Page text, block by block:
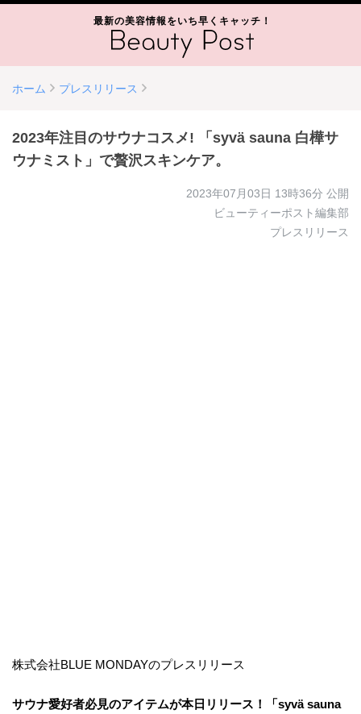
最新の美容情報をいち早くキャッチ！
ホーム プレスリリース
2023年注目のサウナコスメ! 「syvä sauna 白樺サ
ウナミスト」で贅沢スキンケア。
2023年07月03日 13時36分 公開
ビューティーポスト編集部
プレスリリース
株式会社BLUE MONDAYのプレスリリース
サウナ愛好者必見のアイテムが本日リリース！「syvä sauna